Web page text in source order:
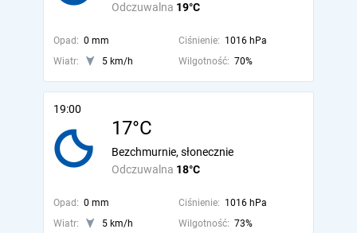
Odczuwalna 19°C
Opad: 0 mm Ciśnienie: 1016 hPa
Wiatr:
5 km/h Wilgotność: 70%
19:00
17°C
Odczuwalna 18°C
Bezchmurnie, słonecznie
Opad: 0 mm Ciśnienie: 1016 hPa
Wiatr:
5 km/h Wilgotność: 73%